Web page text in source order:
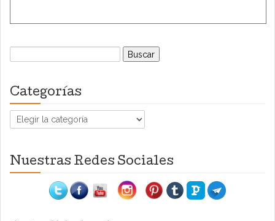
Buscar:
Categorías
Categorías
Nuestras Redes Sociales